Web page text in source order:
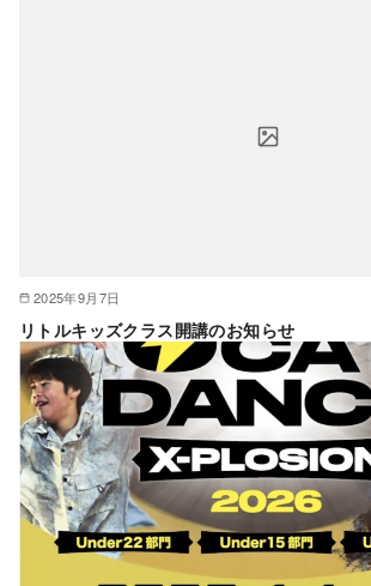
2025年9月7日
リトルキッズクラス開講のお知らせ